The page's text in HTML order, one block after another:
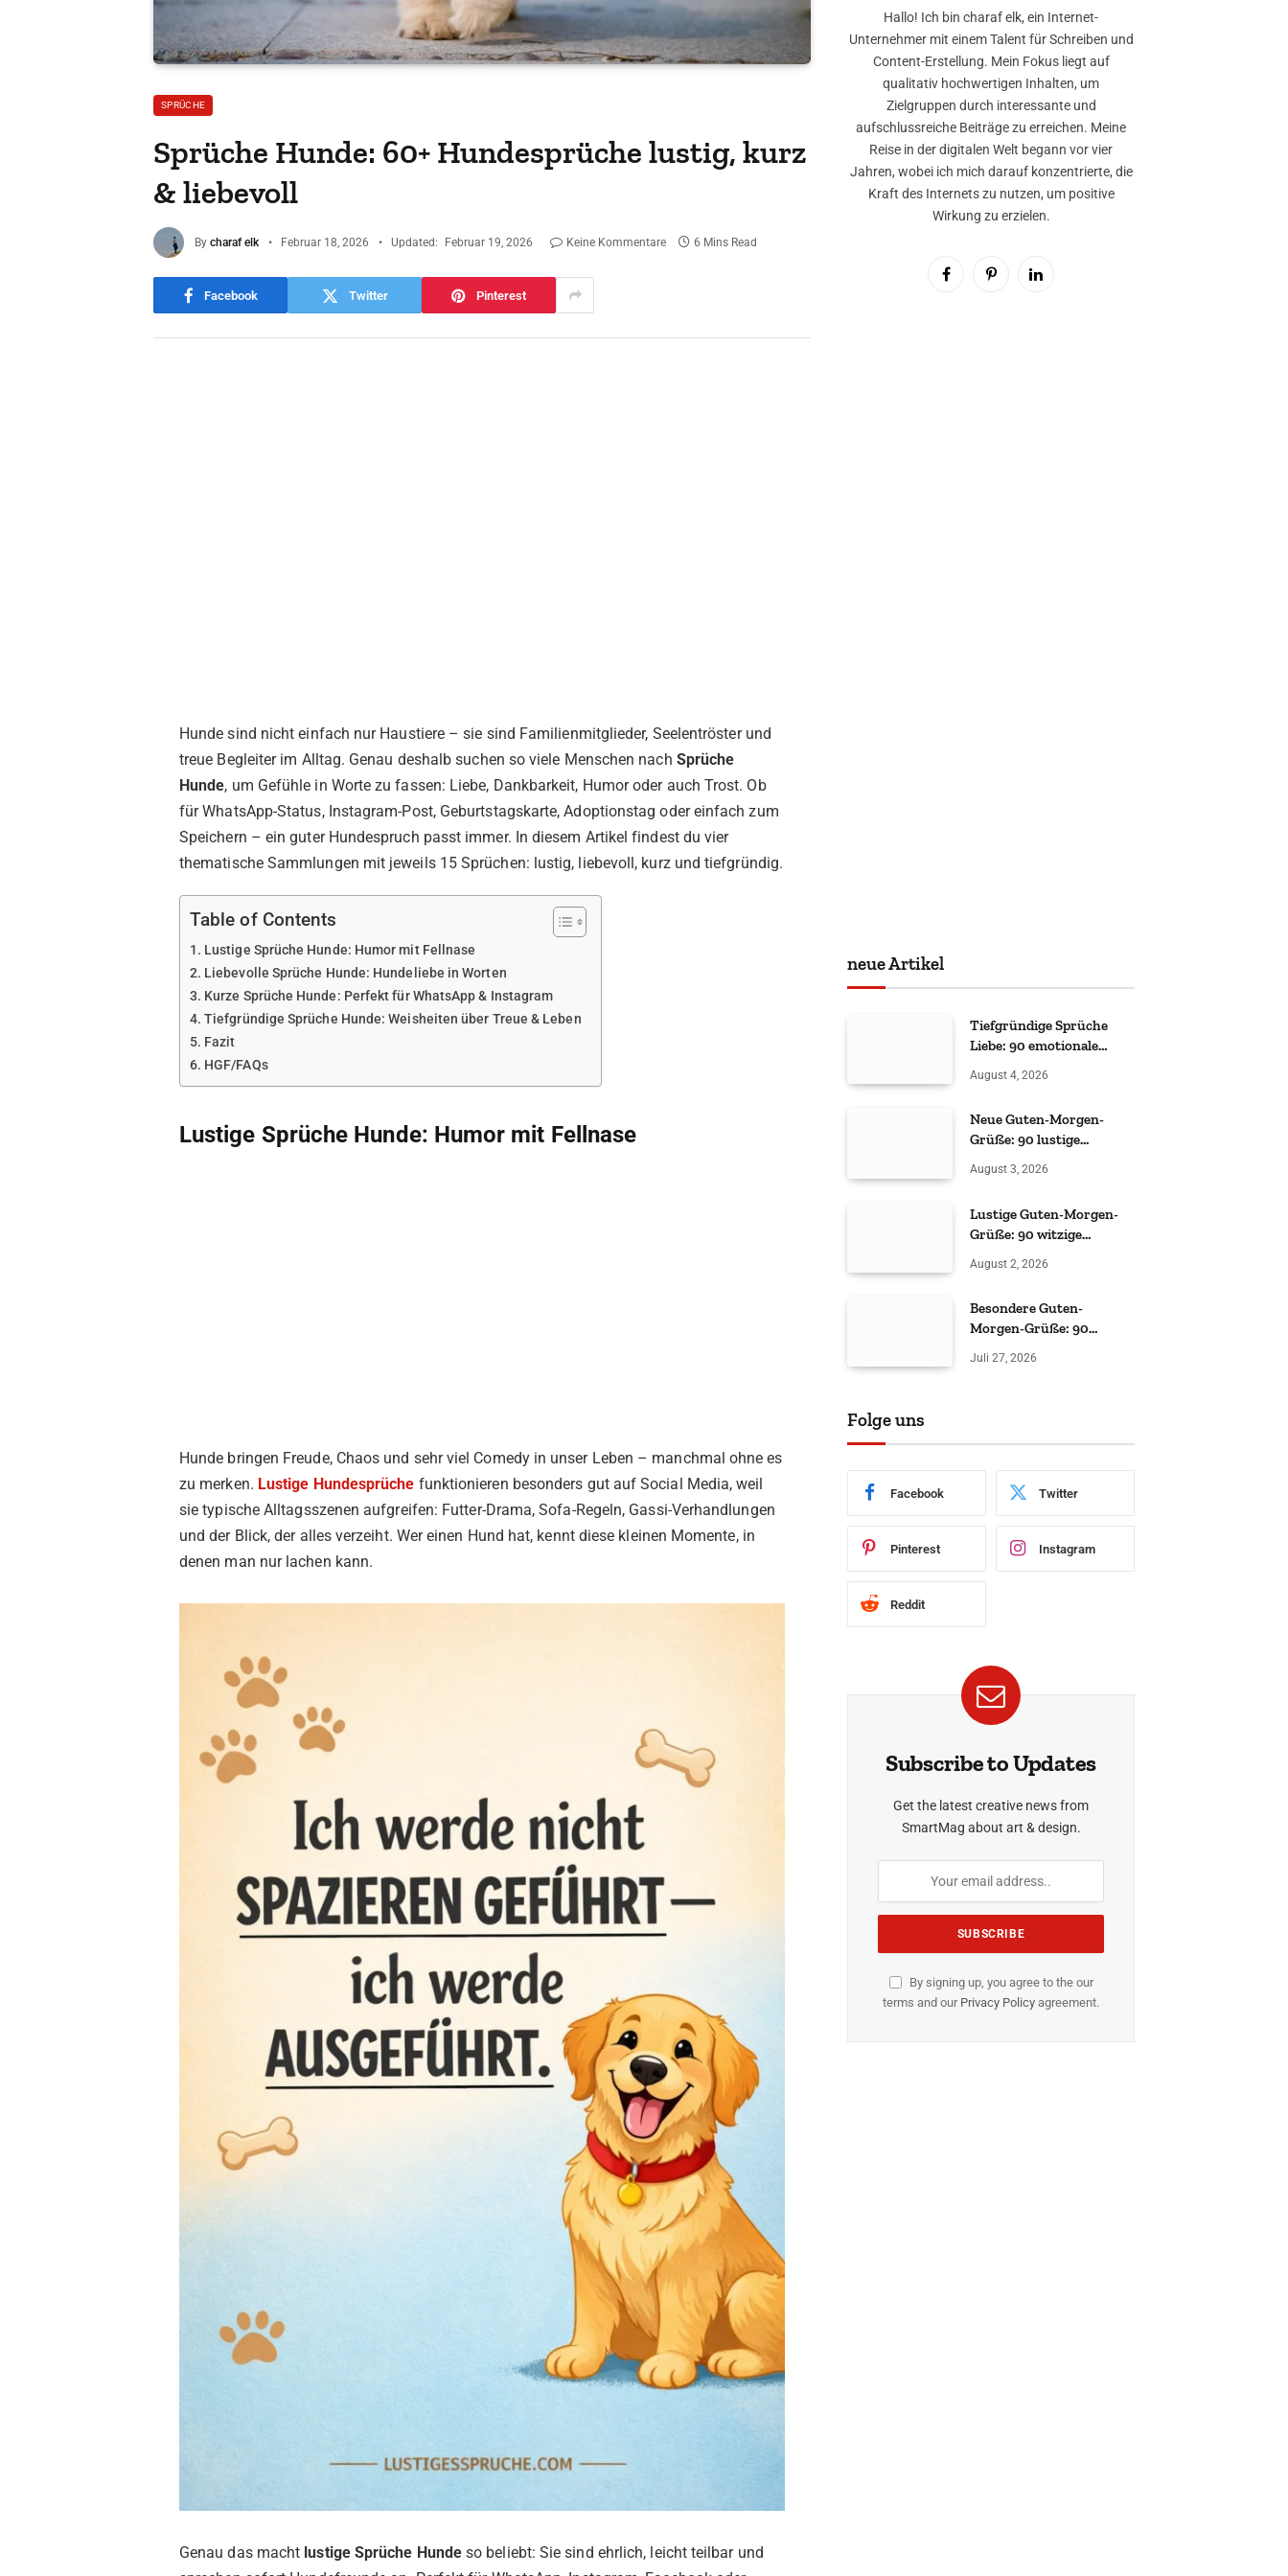
SPRÜCHE
Sprüche Hunde: 60+ Hundesprüche lustig, kurz
& liebevoll
By charaf elk Februar 18, 2026 Updated: Februar 19, 2026 Keine Kommentare 6 Mins Read
Facebook Twitter Pinterest
Hunde sind nicht einfach nur Haustiere – sie sind Familienmitglieder, Seelentröster und
treue Begleiter im Alltag. Genau deshalb suchen so viele Menschen nach Sprüche
Hunde, um Gefühle in Worte zu fassen: Liebe, Dankbarkeit, Humor oder auch Trost. Ob
für WhatsApp-Status, Instagram-Post, Geburtstagskarte, Adoptionstag oder einfach zum
Speichern – ein guter Hundespruch passt immer. In diesem Artikel findest du vier
thematische Sammlungen mit jeweils 15 Sprüchen: lustig, liebevoll, kurz und tiefgründig.
Table of Contents
Lustige Sprüche Hunde: Humor mit Fellnase
Liebevolle Sprüche Hunde: Hundeliebe in Worten
Kurze Sprüche Hunde: Perfekt für WhatsApp & Instagram
Tiefgründige Sprüche Hunde: Weisheiten über Treue & Leben
Fazit
HGF/FAQs
Lustige Sprüche Hunde: Humor mit Fellnase
Hunde bringen Freude, Chaos und sehr viel Comedy in unser Leben – manchmal ohne es
zu merken. Lustige Hundesprüche funktionieren besonders gut auf Social Media, weil
sie typische Alltagsszenen aufgreifen: Futter-Drama, Sofa-Regeln, Gassi-Verhandlungen
und der Blick, der alles verzeiht. Wer einen Hund hat, kennt diese kleinen Momente, in
denen man nur lachen kann.
Genau das macht lustige Sprüche Hundeso beliebt: Sie sind ehrlich, leicht teilbar und
Hallo! Ich bin charaf elk, ein Internet-
Unternehmer mit einem Talent für Schreiben und
Content-Erstellung. Mein Fokus liegt auf
qualitativ hochwertigen Inhalten, um
Zielgruppen durch interessante und
aufschlussreiche Beiträge zu erreichen. Meine
Reise in der digitalen Welt begann vor vier
Jahren, wobei ich mich darauf konzentrierte, die
Kraft des Internets zu nutzen, um positive
Wirkung zu erzielen.
FacebookPinterestLinkedIn
neue Artikel
Tiefgründige Sprüche
Liebe: 90 emotionale
August 4, 2026
Neue Guten-Morgen-
Grüße: 90 lustige
August 3, 2026
Lustige Guten-Morgen-
Grüße: 90 witzige
August 2, 2026
Besondere Guten-
Morgen-Grüße: 90
Juli 27, 2026
Folge uns
Facebook Twitter
Pinterest Instagram
Reddit
Subscribe to Updates
Get the latest creative news from
SmartMag about art & design.
By signing up, you agree to the our
terms and our Privacy Policy agreement.